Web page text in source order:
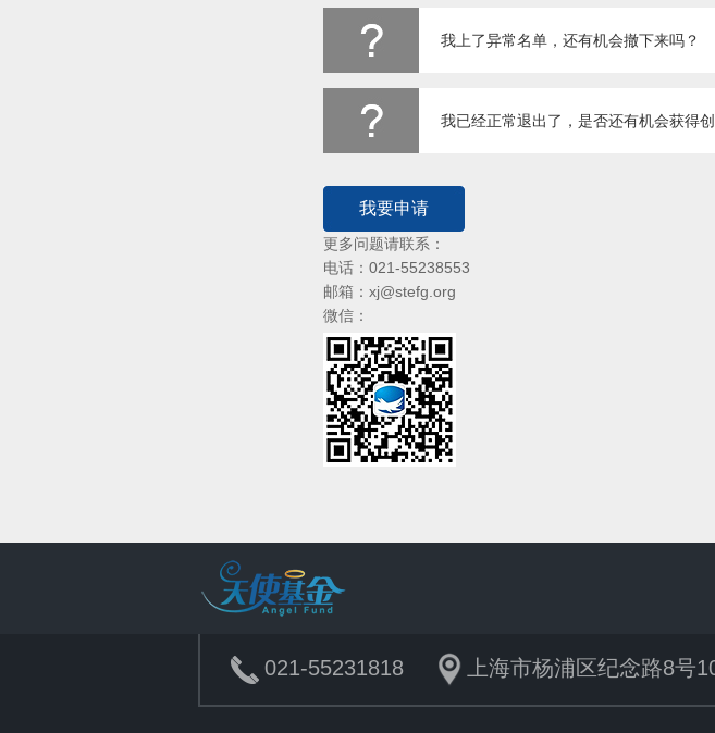
我上了异常名单，还有机会撤下来吗？
我已经正常退出了，是否还有机会获得
我要申请
更多问题请联系：
电话：021-55238553
邮箱： xj@stefg.org
微信：
021-55231818 上海市杨浦区纪念路8号